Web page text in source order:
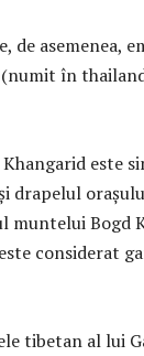
de asemenea,
(numit în
este
drapelul
Bogd
considerat
tibetan al lui